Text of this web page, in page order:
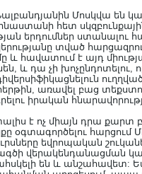
Մոսկվա են
հետ
երդումներ ստանալու
տված
և հավատում է այդ
և դա չի
հերթին, առավել բաց
իրական
է ոչ միայն դրա քարտ
օգտագործելու հարցում
եվրոպական
են և անշահավետ: